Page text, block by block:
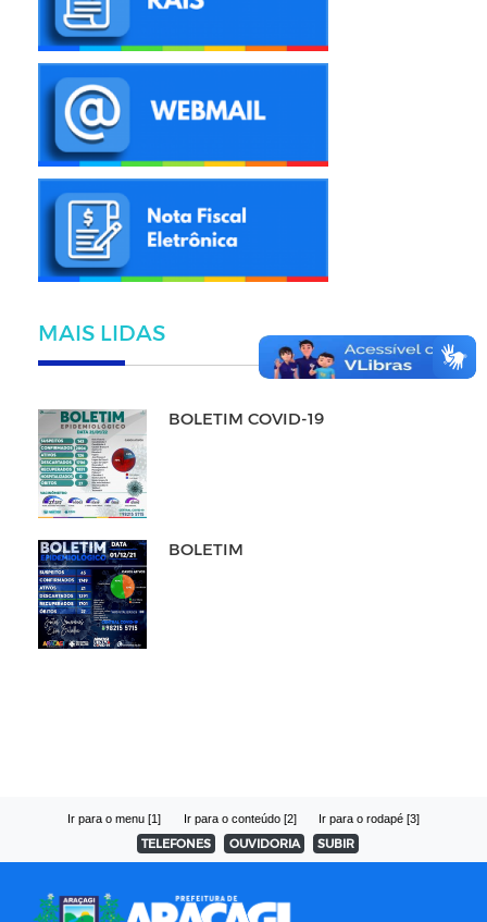
MAIS LIDAS
BOLETIM COVID-19
BOLETIM
Ir para o menu [1] Ir para o conteúdo [2] Ir para o rodapé [3]
TELEFONES OUVIDORIA SUBIR